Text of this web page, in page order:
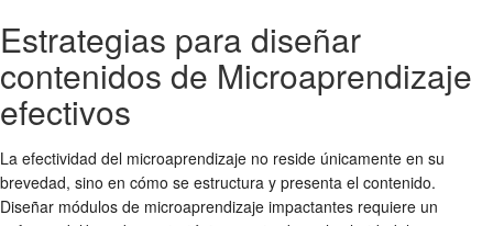
Estrategias para diseñar
contenidos de Microaprendizaje
efectivos
La efectividad del microaprendizaje no reside únicamente en su
brevedad, sino en cómo se estructura y presenta el contenido.
Diseñar módulos de microaprendizaje impactantes requiere un